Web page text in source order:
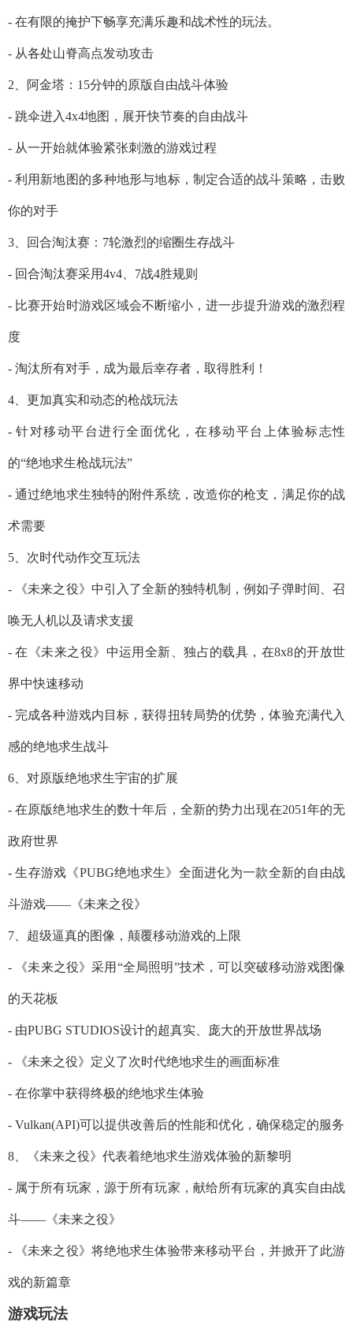
- 在有限的掩护下畅享充满乐趣和战术性的玩法。
- 从各处山脊高点发动攻击
2、阿金塔：15分钟的原版自由战斗体验
- 跳伞进入4x4地图，展开快节奏的自由战斗
- 从一开始就体验紧张刺激的游戏过程
- 利用新地图的多种地形与地标，制定合适的战斗策略，击败
你的对手
3、回合淘汰赛：7轮激烈的缩圈生存战斗
- 回合淘汰赛采用4v4、7战4胜规则
- 比赛开始时游戏区域会不断缩小，进一步提升游戏的激烈程
度
- 淘汰所有对手，成为最后幸存者，取得胜利！
4、更加真实和动态的枪战玩法
- 针对移动平台进行全面优化，在移动平台上体验标志性
的“绝地求生枪战玩法”
- 通过绝地求生独特的附件系统，改造你的枪支，满足你的战
术需要
5、次时代动作交互玩法
- 《未来之役》中引入了全新的独特机制，例如子弹时间、召
唤无人机以及请求支援
- 在《未来之役》中运用全新、独占的载具，在8x8的开放世
界中快速移动
- 完成各种游戏内目标，获得扭转局势的优势，体验充满代入
感的绝地求生战斗
6、对原版绝地求生宇宙的扩展
- 在原版绝地求生的数十年后，全新的势力出现在2051年的无
政府世界
- 生存游戏《PUBG绝地求生》全面进化为一款全新的自由战
斗游戏——《未来之役》
7、超级逼真的图像，颠覆移动游戏的上限
- 《未来之役》采用“全局照明”技术，可以突破移动游戏图像
的天花板
- 由PUBG STUDIOS设计的超真实、庞大的开放世界战场
- 《未来之役》定义了次时代绝地求生的画面标准
- 在你掌中获得终极的绝地求生体验
- Vulkan(API)可以提供改善后的性能和优化，确保稳定的服务
8、《未来之役》代表着绝地求生游戏体验的新黎明
- 属于所有玩家，源于所有玩家，献给所有玩家的真实自由战
斗——《未来之役》
- 《未来之役》将绝地求生体验带来移动平台，并掀开了此游
戏的新篇章
游戏玩法